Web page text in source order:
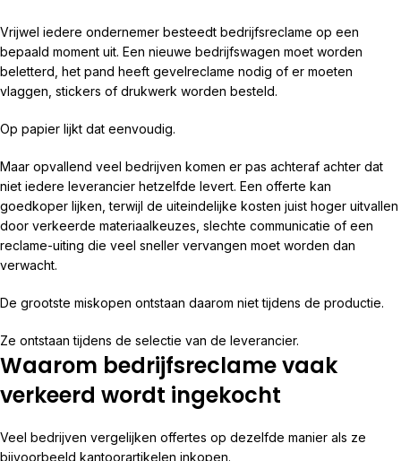
Vrijwel iedere ondernemer besteedt bedrijfsreclame op een
bepaald moment uit. Een nieuwe bedrijfswagen moet worden
beletterd, het pand heeft gevelreclame nodig of er moeten
vlaggen, stickers of drukwerk worden besteld.
Op papier lijkt dat eenvoudig.
Maar opvallend veel bedrijven komen er pas achteraf achter dat
niet iedere leverancier hetzelfde levert. Een offerte kan
goedkoper lijken, terwijl de uiteindelijke kosten juist hoger uitvallen
door verkeerde materiaalkeuzes, slechte communicatie of een
reclame-uiting die veel sneller vervangen moet worden dan
verwacht.
De grootste miskopen ontstaan daarom niet tijdens de productie.
Ze ontstaan tijdens de selectie van de leverancier.
Waarom bedrijfsreclame vaak
verkeerd wordt ingekocht
Veel bedrijven vergelijken offertes op dezelfde manier als ze
bijvoorbeeld kantoorartikelen inkopen.